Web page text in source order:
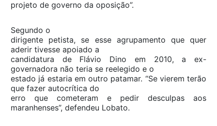
projeto de governo da oposição”.
Segundo o
dirigente petista, se esse agrupamento que quer
aderir tivesse apoiado a
candidatura de Flávio Dino em 2010, a ex-
governadora não teria se reelegido e o
estado já estaria em outro patamar. “Se vierem terão
que fazer autocrítica do
erro que cometeram e pedir desculpas aos
maranhenses”, defendeu Lobato.